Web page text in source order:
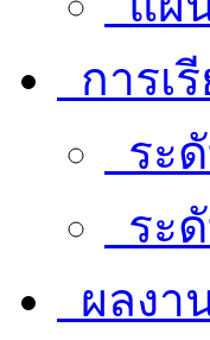
การเ
ระ
ระ
ผลงา